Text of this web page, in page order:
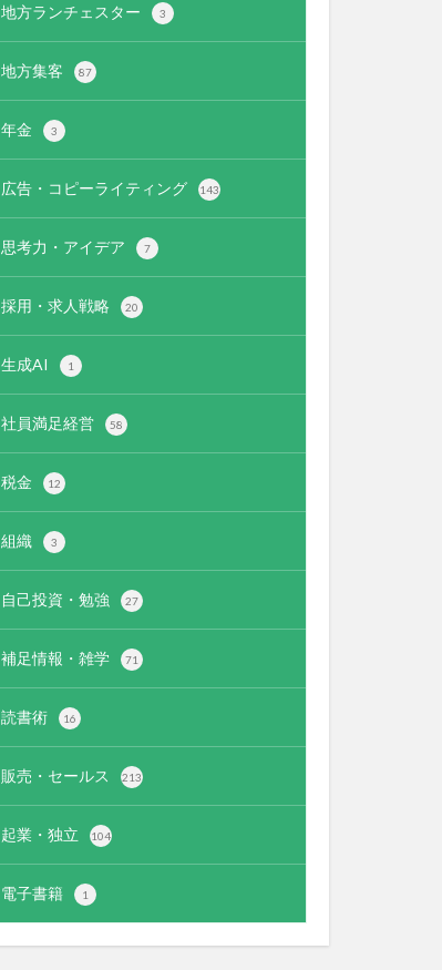
地方ランチェスター 3
地方集客 87
年金 3
広告・コピーライティング 143
思考力・アイデア 7
採用・求人戦略 20
生成AI 1
社員満足経営 58
税金 12
組織 3
自己投資・勉強 27
補足情報・雑学 71
読書術 16
販売・セールス 213
起業・独立 104
電子書籍 1